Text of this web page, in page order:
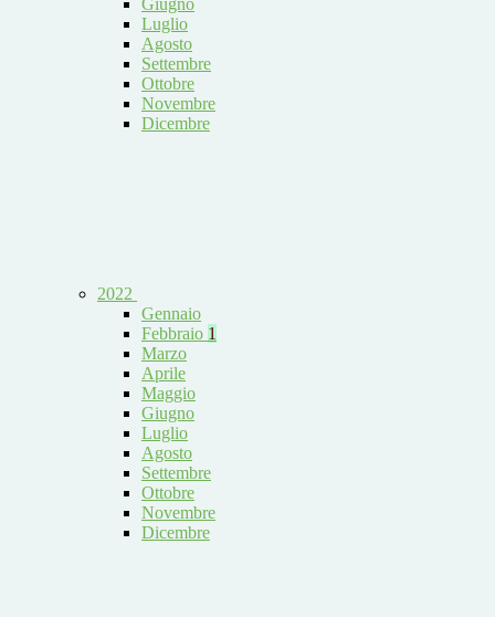
Giugno
Luglio
Agosto
Settembre
Ottobre
Novembre
Dicembre
2022
Gennaio
Febbraio 1
Marzo
Aprile
Maggio
Giugno
Luglio
Agosto
Settembre
Ottobre
Novembre
Dicembre